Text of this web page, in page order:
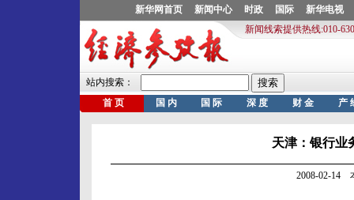
天津：银行业
2008-02-14